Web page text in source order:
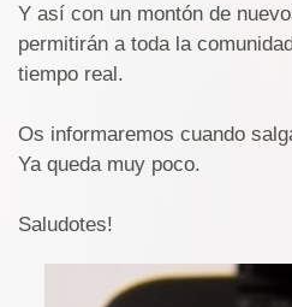
Y así con un montón de
permitirán a toda la
tiempo real.
Os informaremos cuando
Ya queda muy poco.
Saludotes!